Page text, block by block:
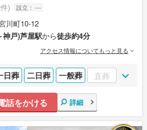
) 設立： ---
川町10‐12
神戸)芦屋駅から徒歩約4分
アクセス情報についてもっと見る
日葬 二日葬 一般葬 直葬
話をかける 詳細